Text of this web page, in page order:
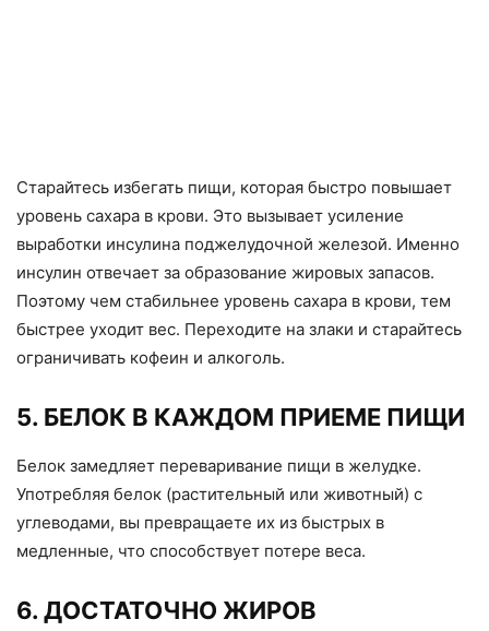
Старайтесь избегать пищи, которая быстро повышает
уровень сахара в крови. Это вызывает усиление
выработки инсулина поджелудочной железой. Именно
инсулин отвечает за образование жировых запасов.
Поэтому чем стабильнее уровень сахара в крови, тем
быстрее уходит вес. Переходите на злаки и старайтесь
ограничивать кофеин и алкоголь.
5. БЕЛОК В КАЖДОМ ПРИЕМЕ ПИЩИ
Белок замедляет переваривание пищи в желудке.
Употребляя белок (растительный или животный) с
углеводами, вы превращаете их из быстрых в
медленные, что способствует потере веса.
6. ДОСТАТОЧНО ЖИРОВ